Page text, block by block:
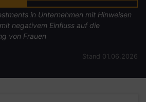
in Unternehmen mit Hinweisen
negativem Einfluss auf die
von Frauen
Stand 01.06.2026